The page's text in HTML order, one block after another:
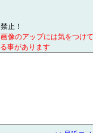
止！
像のアップには気をつけ
事があります